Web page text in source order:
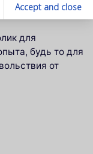
Accept and close
для
будь то для
от